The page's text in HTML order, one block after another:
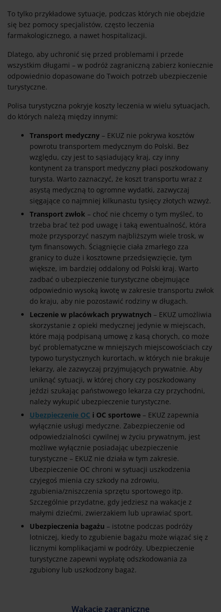
To tylko przykładowe sytuacje, podczas których nie obejdzie
się bez pomocy specjalistów, często leczenia
farmakologicznego, a nawet hospitalizacji.
Dlatego, aby uchronić się przed problemami i przede
wszystkim długami – w podróż zagraniczną zabierz koniecznie
odpowiednio dopasowane do Twoich potrzeb ubezpieczenie
turystyczne.
Polisa turystyczna pokryje koszty leczenia w wielu sytuacjach,
do których należą między innymi:
Transport medyczny – EKUZ nie pokrywa kosztów
powrotu transportem medycznym do Polski. Bez
względu, czy jest to sąsiadujący kraj, czy inny
kontynent za transport medyczny płaci poszkodowany
turysta. Warto zaznaczyć, że koszt transportu wraz z
asystą medyczną to ogromne wydatki, zazwyczaj
sięgające co najmniej kilkunastu tysięcy złotych wzwyż.
Transport zwłok – choć nie chcemy o tym myśleć, to
trzeba brać też pod uwagę i taką ewentualność, która
może przysporzyć naszym najbliższym wiele trosk, w
tym finansowych. Ściągnięcie ciała zmarłego zza
granicy to duże i kosztowne przedsięwzięcie, tym
większe, im bardziej oddalony od Polski kraj. Warto
zadbać o ubezpieczenie turystyczne obejmujące
odpowiednio wysoką kwotę w zakresie transportu zwłok
do kraju, aby nie pozostawić rodziny w długach.
Leczenie w placówkach prywatnych – EKUZ umożliwia
skorzystanie z opieki medycznej jedynie w miejscach,
które mają podpisaną umowę z kasą chorych, co może
być problematyczne w mniejszych miejscowościach czy
typowo turystycznych kurortach, w których nie brakuje
lekarzy, ale zazwyczaj przyjmujących prywatnie. Aby
uniknąć sytuacji, w której chory czy poszkodowany
jeździ szukając państwowego lekarza czy przychodni,
należy wykupić ubezpieczenie turystyczne.
Ubezpieczenie OC i OC sportowe – EKUZ zapewnia
wyłącznie usługi medyczne. Zabezpieczenie od
odpowiedzialności cywilnej w życiu prywatnym, jest
możliwe wyłącznie posiadając ubezpieczenie
turystyczne – EKUZ nie działa w tym zakresie.
Ubezpieczenie OC chroni w sytuacji uszkodzenia
czyjegoś mienia czy szkody na zdrowiu,
zgubienia/zniszczenia sprzętu sportowego itp.
Szczególnie przydatne, gdy jedziesz na wakacje z
małymi dziećmi, zwierzakiem lub uprawiać sport.
Ubezpieczenia bagażu – istotne podczas podróży
lotniczej, kiedy to zgubienie bagażu może wiązać się z
licznymi komplikacjami w podróży. Ubezpieczenie
turystyczne zapewni wypłatę odszkodowania za
zgubiony lub uszkodzony bagaż.
Wakacje zagraniczne